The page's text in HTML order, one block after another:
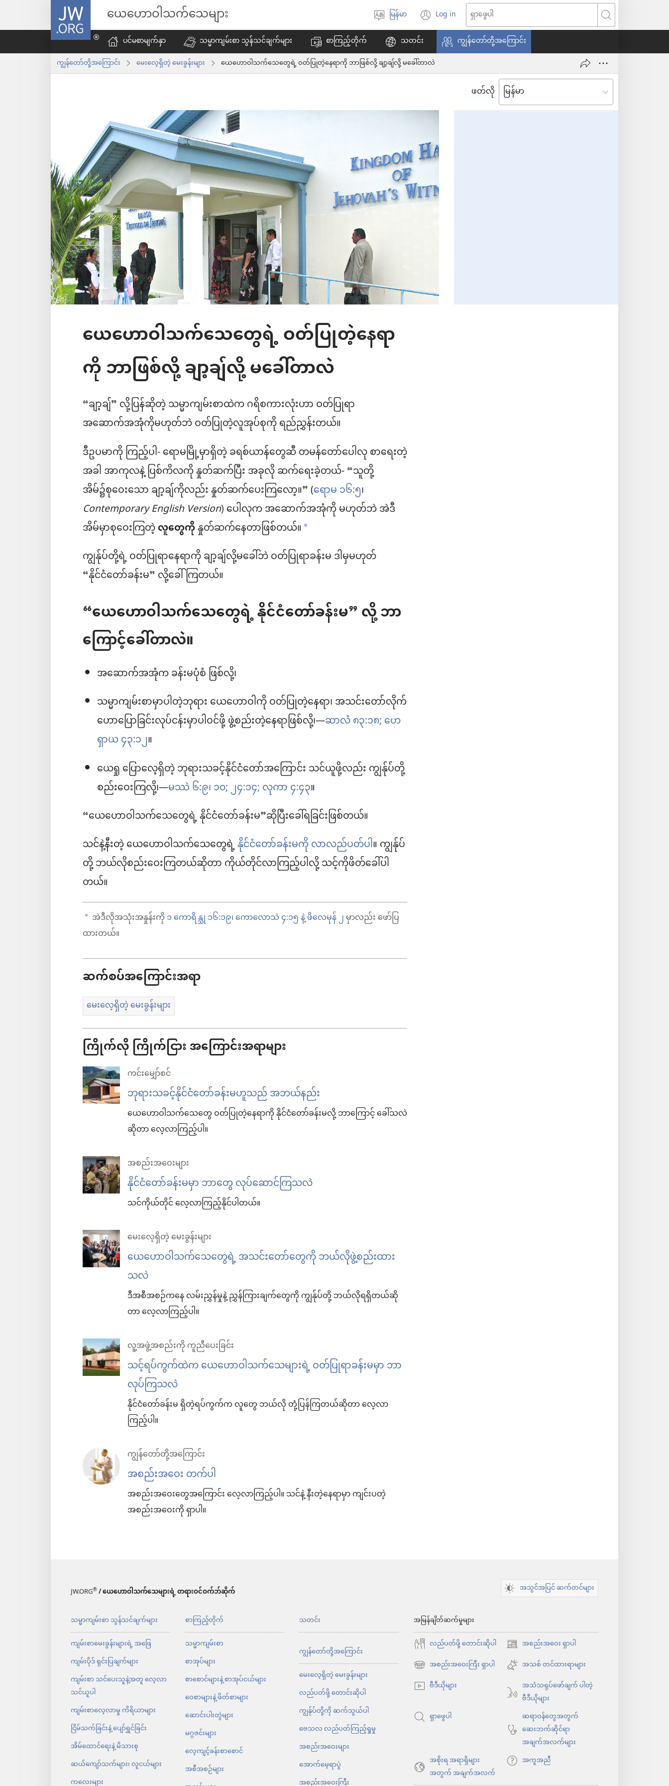
JW.ORG ယေဟောဝါသက်သေများ
ဘာသာစကား
ရွေးချယ်
ပါ
မြန်မာ Log in
(window
အသစ်
ဖွ
နေ
ရှာဖွေ
ပါ
ပင်မစာမျက်နှာ သမ္မာကျမ်းစာ သွန်သင်ချက်များ စာကြည့်တိုက် သတင်း ကျွန်တော်တို့အကြောင်း
ကျွန်တော်တို့အကြောင်း မေးလေ့ရှိတဲ့ မေးခွန်းများ ယေဟောဝါသက်သေတွေရဲ့ ဝတ်ပြုတဲ့နေရာကို ဘာဖြစ်လို့ ချာ့ချ်လို့ မခေါ်တာလဲ
ဖတ်လို
ယေဟောဝါသက်သေတွေရဲ့ ဝတ်ပြုတဲ့နေရာ
ကို ဘာဖြစ်လို့ ချာ့ချ်လို့ မခေါ်တာလဲ
“ချာ့ချ်” လို့ပြန်ဆိုတဲ့ သမ္မာကျမ်းစာထဲက ဂရိစကားလုံးဟာ ဝတ်ပြုရာ
အဆောက်အအုံကိုမဟုတ်ဘဲ ဝတ်ပြုတဲ့လူအုပ်စုကို ရည်ညွှန်းတယ်။
ဒီဥပမာကို ကြည့်ပါ- ရောမမြို့မှာရှိတဲ့ ခရစ်ယာန်တွေဆီ တမန်တော်ပေါလု စာရေးတဲ့
အခါ အာကုလနဲ့ ပြစ်ကိလကို နှုတ်ဆက်ပြီး အခုလို ဆက်ရေးခဲ့တယ်- “သူတို့
အိမ်၌စုဝေးသော ချာ့ချ်ကိုလည်း နှုတ်ဆက်ပေးကြလော့။” (ရောမ ၁၆:၅၊
Contemporary English Version) ပေါလုက အဆောက်အအုံကို မဟုတ်ဘဲ အဲဒီ
အိမ်မှာစုဝေးကြတဲ့လူတွေကိုနှုတ်ဆက်နေတာဖြစ်တယ်။ a
ကျွန်ုပ်တို့ရဲ့ ဝတ်ပြုရာနေရာကို ချာ့ချ်လို့မခေါ်ဘဲ ဝတ်ပြုရာခန်းမ ဒါမှမဟုတ်
“နိုင်ငံတော်ခန်းမ” လို့ခေါ်ကြတယ်။
“ယေဟောဝါသက်သေတွေရဲ့ နိုင်ငံတော်ခန်းမ” လို့ ဘာ
ကြောင့်ခေါ်တာလဲ။
အဆောက်အအုံက ခန်းမပုံစံ ဖြစ်လို့၊
သမ္မာကျမ်းစာမှာပါတဲ့ဘုရား ယေဟောဝါကို ဝတ်ပြုတဲ့နေရာ၊ အသင်းတော်လိုက်
ဟောပြောခြင်းလုပ်ငန်းမှာပါဝင်ဖို့ ဖွဲ့စည်းတဲ့နေရာဖြစ်လို့၊​—ဆာလံ ၈၃:၁၈;ဟေ
ရှာယ ၄၃:၁၂။
ယေရှု ပြောလေ့ရှိတဲ့ ဘုရားသခင့်နိုင်ငံတော်အကြောင်း သင်ယူဖို့လည်း ကျွန်ုပ်တို့
စည်းဝေးကြလို့၊​—မဿဲ ၆:၉၊ ၁၀;၂၄:၁၄;လုကာ ၄:၄၃။
“ယေဟောဝါသက်သေတွေရဲ့ နိုင်ငံတော်ခန်းမ”ဆိုပြီးခေါ်ရခြင်းဖြစ်တယ်။
သင်နဲ့နီးတဲ့ ယေဟောဝါသက်သေတွေရဲ့နိုင်ငံတော်ခန်းမကို လာလည်ပတ်ပါ။ ကျွန်ုပ်
တို့ ဘယ်လိုစည်းဝေးကြတယ်ဆိုတာ ကိုယ်တိုင်လာကြည့်ပါလို့ သင့်ကိုဖိတ်ခေါ်ပါ
တယ်။
a အဲဒီလိုအသုံးအနှုန်းကို၁ ကောရိန္သု ၁၆:၁၉၊ကောလောသဲ ၄:၁၅ နဲ့ဖိလေမုန် ၂မှာလည်း ဖော်ပြ
ထားတယ်။
ဆက်စပ်အကြောင်းအရာ
မေးလေ့ရှိတဲ့ မေးခွန်းများ
ကြိုက်လို ကြိုက်ငြား အကြောင်းအရာများ
ကင်းမျှော်စင်
ဘုရားသခင့်နိုင်ငံတော်ခန်းမဟူသည် အဘယ်နည်း
ယေဟောဝါသက်သေတွေ ဝတ်ပြုတဲ့နေရာကို နိုင်ငံတော်ခန်းမလို့ ဘာကြောင့် ခေါ်သလဲ
ဆိုတာ လေ့လာကြည့်ပါ။
အစည်းအဝေးများ
နိုင်ငံတော်ခန်းမမှာ ဘာတွေ လုပ်ဆောင်ကြသလဲ
သင်ကိုယ်တိုင် လေ့လာကြည့်နိုင်ပါတယ်။
မေးလေ့ရှိတဲ့ မေးခွန်းများ
ယေဟောဝါသက်သေတွေရဲ့ အသင်းတော်တွေကို ဘယ်လိုဖွဲ့စည်းထား
သလဲ
ဒီအစီအစဉ်ကနေ လမ်းညွှန်မှုနဲ့ ညွှန်ကြားချက်တွေကို ကျွန်ုပ်တို့ ဘယ်လိုရရှိတယ်ဆို
တာ လေ့လာကြည့်ပါ။
လူ့အဖွဲ့အစည်းကို ကူညီပေးခြင်း
သင့်ရပ်ကွက်ထဲက ယေဟောဝါသက်သေများရဲ့ ဝတ်ပြုရာခန်းမမှာ ဘာ
လုပ်ကြသလဲ
နိုင်ငံတော်ခန်းမ ရှိတဲ့ရပ်ကွက်က လူတွေ ဘယ်လို တုံ့ပြန်ကြတယ်ဆိုတာ လေ့လာ
ကြည့်ပါ။
ကျွန်တော်တို့အကြောင်း
အစည်းအဝေး တက်ပါ
အစည်းအဝေးတွေအကြောင်း လေ့လာကြည့်ပါ။ သင်နဲ့ နီးတဲ့နေရာမှာ ကျင်းပတဲ့
အစည်းအဝေးကို ရှာပါ။
JW.ORG®/ ယေဟောဝါသက်သေများရဲ့ တရားဝင်ဝက်ဘ်ဆိုက် အသွင်အပြင် ဆက်တင်များ
သမ္မာကျမ်းစာ သွန်သင်ချက်များ
ကျမ်းစာမေးခွန်းများရဲ့ အဖြေ
ကျမ်းပိုဒ် ရှင်းပြချက်များ
ကျမ်းစာ သင်ပေးသူနဲ့အတူ လေ့လာ
သင်ယူပါ
ကျမ်းစာလေ့လာမှု ကိရိယာများ
ငြိမ်သက်ခြင်းနဲ့ ပျော်ရွှင်ခြင်း
အိမ်ထောင်ရေးနဲ့ မိသားစု
ဆယ်ကျော်သက်များ၊ လူငယ်များ
ကလေးများ
စာကြည့်တိုက်
သမ္မာကျမ်းစာ
စာအုပ်များ
စာစောင်များနဲ့ စာအုပ်ငယ်များ
ဝေစာများနဲ့ ဖိတ်စာများ
ဆောင်းပါးတွဲများ
မဂ္ဂဇင်းများ
လေ့ကျင့်ခန်းစာစောင်
အစီအစဉ်များ
သတင်း
ကျွန်တော်တို့အကြောင်း
မေးလေ့ရှိတဲ့ မေးခွန်းများ
လည်ပတ်ဖို့ တောင်းဆိုပါ
ကျွန်ုပ်တို့ကို ဆက်သွယ်ပါ
ဗေသလ လည်ပတ်ကြည့်ရှုမှု
အစည်းအဝေးများ
အောက်မေ့ရာပွဲ
အစည်းအဝေးကြီး
အမြန်ချိတ်ဆက်မှုများ
လည်ပတ်ဖို့ တောင်းဆိုပါ
အစည်းအဝေး ရှာပါ
(window
အသစ်
င့်
နေ
တယ်)
အစည်းအဝေးကြီး ရှာပါ
(window
အသစ်
င့်
နေ
အသစ် တင်ထားရာများ
ဗီဒီယိုများ
အသံသရုပ်ဖော်ချက် ပါတဲ့
ဗီဒီယိုများ
ရှာဖွေပါ
ဆရာဝန်တွေအတွက်
ဆေးဘက်ဆိုင်ရာ
အချက်အလက်များ
အစိုးရ အရာရှိများ
အတွက် အချက်အလက်
အကူအညီ